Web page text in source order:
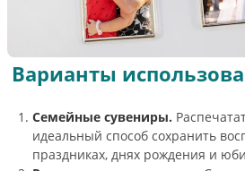
Варианты
Семейные сувениры.
идеальный способ сохранить
праздниках, днях рождения и